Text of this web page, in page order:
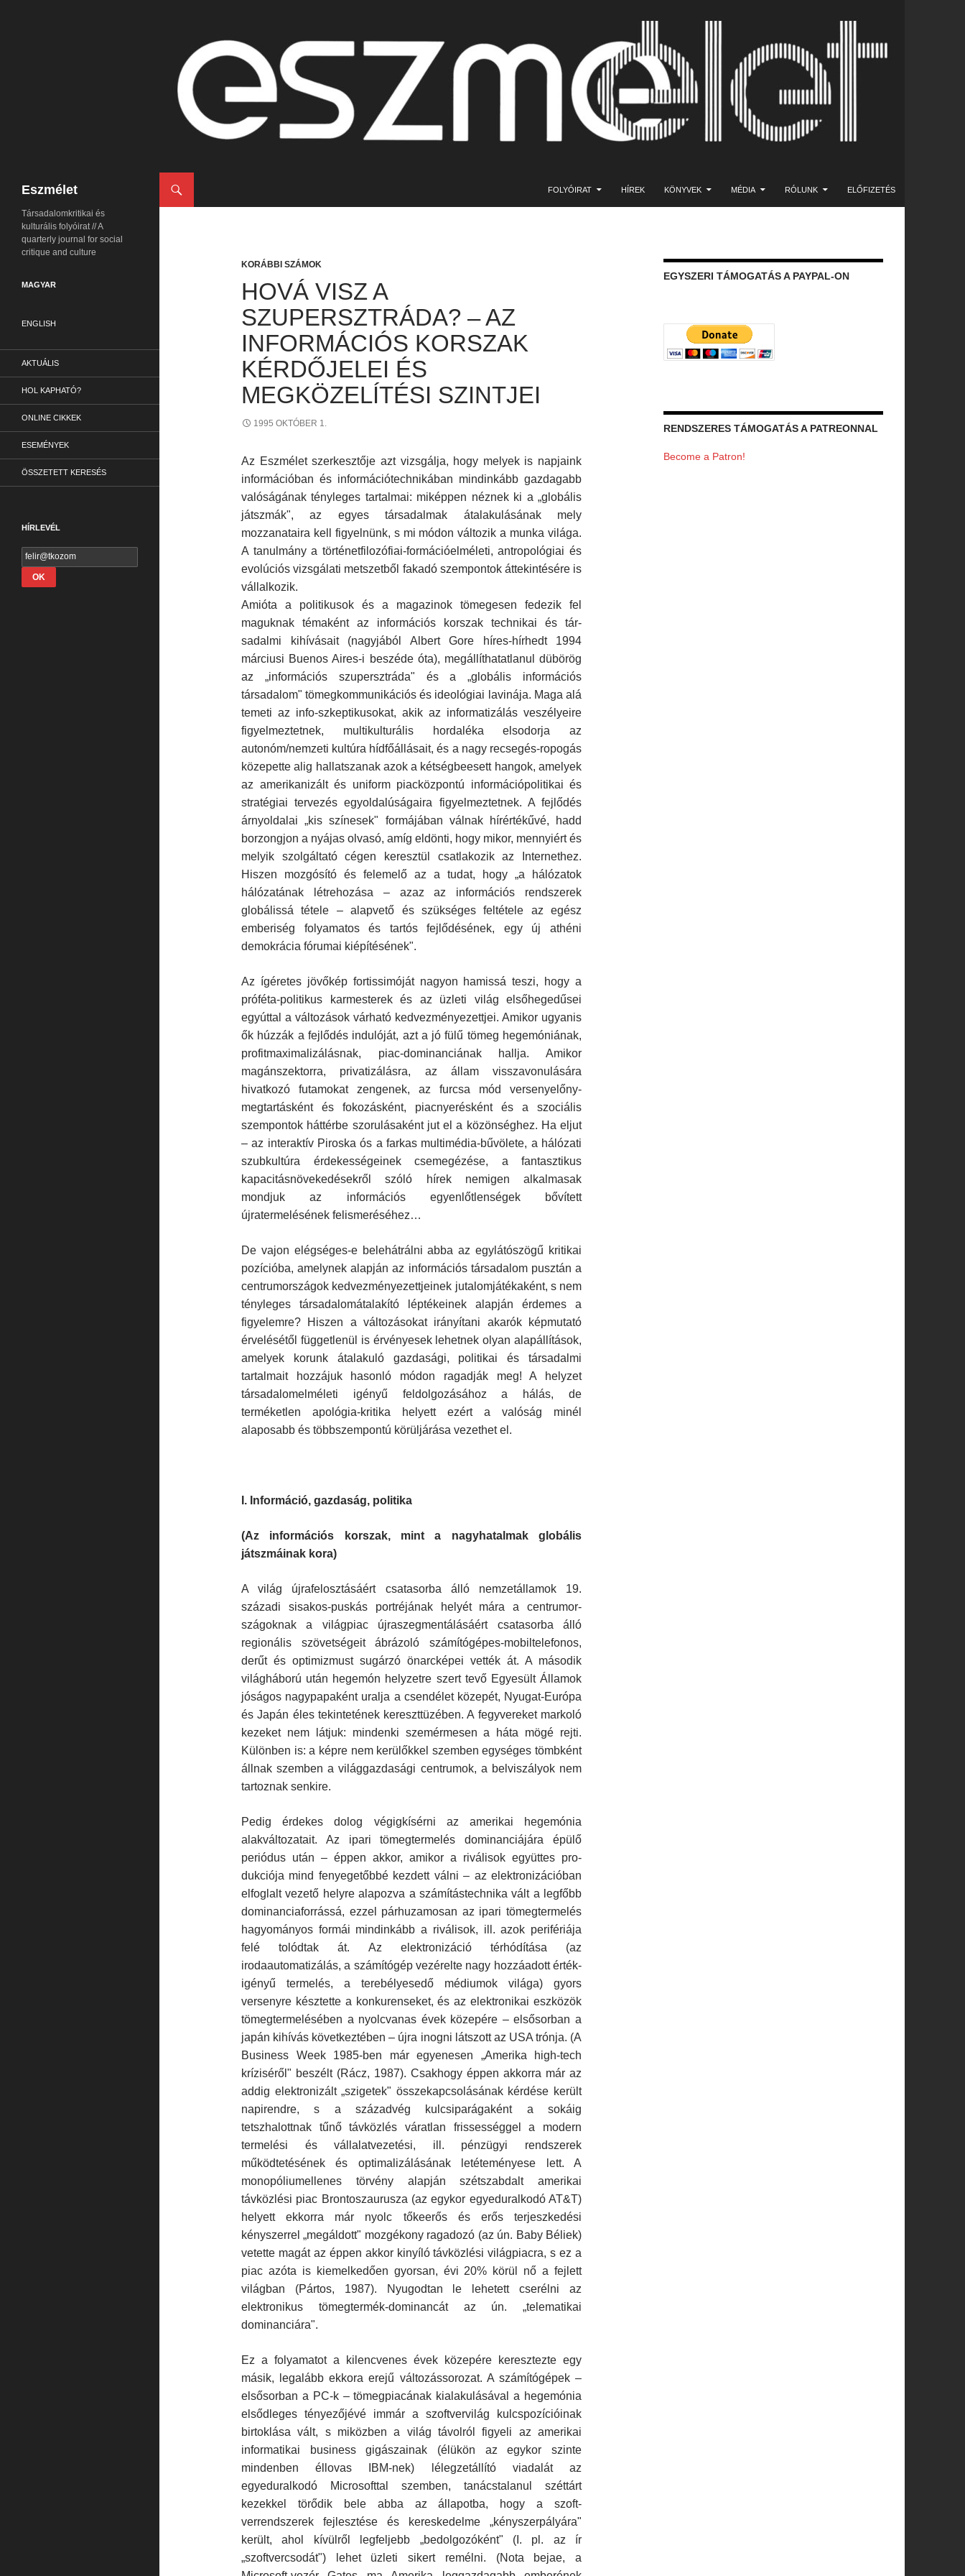
Eszmélet
FOLYÓIRAT
HÍREK KÖNYVEK MÉDIA RÓLUNK ELŐFIZETÉS
KORÁBBI SZÁMOK
HOVÁ VISZ A
SZUPERSZTRÁDA? – AZ
INFORMÁCIÓS KORSZAK
KÉRDŐJELEI ÉS
MEGKÖZELÍTÉSI SZINTJEI
1995 OKTÓBER 1.
Az Eszmélet szerkesztője azt vizsgálja, hogy melyek is napjaink
információban és információtechnikában mindinkább gazdagabb
valóságának tényleges tartalmai: miképpen néznek ki a „globális
játszmák", az egyes társadalmak átalakulásának mely
mozzanataira kell figyelnünk, s mi módon változik a munka világa.
A tanulmány a történetfilozófiai-formációelméleti, antropológiai és
evolúciós vizsgálati metszetből fakadó szempontok áttekintésére is
vállalkozik.
Amióta a politikusok és a magazinok tömegesen fedezik fel
maguknak témaként az információs korszak technikai és tár­
sadalmi kihívásait (nagyjából Albert Gore híres-hírhedt 1994
márciusi Buenos Aires-i beszéde óta), megállíthatatlanul dü­börög
az „információs szupersztráda" és a „globális informá­ciós
társadalom" tömegkommunikációs és ideológiai lavinája. Maga alá
temeti az info-szkeptikusokat, akik az informatizálás veszélyeire
figyelmeztetnek, multikulturális hordaléka elsodor­ja az
autonóm/nemzeti kultúra hídfőállásait, és a nagy recsegés-ropogás
közepette alig hallatszanak azok a kétségbeesett hangok, amelyek
az amerikanizált és uniform piacközpontú információpolitikai és
stratégiai tervezés egyoldalúságaira fi­gyelmeztetnek. A fejlődés
árnyoldalai „kis színesek" formájá­ban válnak hírértékűvé, hadd
borzongjon a nyájas olvasó, amíg eldönti, hogy mikor, mennyiért és
melyik szolgáltató cé­gen keresztül csatlakozik az Internethez.
Hiszen mozgósító és felemelő az a tudat, hogy „a hálózatok
hálózatának létre­hozása – azaz az információs rendszerek
globálissá tétele – alapvető és szükséges feltétele az egész
emberiség folyama­tos és tartós fejlődésének, egy új athéni
demokrácia fórumai kiépítésének".
Az ígéretes jövőkép fortissimóját nagyon hamissá teszi, hogy a
próféta-politikus karmesterek és az üzleti világ első­hegedűsei
egyúttal a változások várható kedvezményezettjei. Amikor ugyanis
ők húzzák a fejlődés indulóját, azt a jó fülű tömeg hegemóniának,
profitmaximalizálásnak, piac-dominan­ciának hallja. Amikor
magánszektorra, privatizálásra, az ál­lam visszavonulására
hivatkozó futamokat zengenek, az fur­csa mód versenyelőny-
megtartásként és fokozásként, piac­nyerésként és a szociális
szempontok háttérbe szorulásaként jut el a közönséghez. Ha eljut
– az interaktív Piroska ós a farkas multimédia-bűvölete, a hálózati
szubkultúra érdekessé­geinek csemegézése, a fantasztikus
kapacitásnövekedésekről szóló hírek nemigen alkalmasak
mondjuk az információs egyenlőtlenségek bővített
újratermelésének felismeréséhez…
De vajon elégséges-e belehátrálni abba az egylátószögű kritikai
pozícióba, amelynek alapján az információs társadalom pusztán a
centrumországok kedvezményezettjeinek jutalom­játékaként, s nem
tényleges társadalomátalakító léptékeinek alapján érdemes a
figyelemre? Hiszen a változásokat irányí­tani akarók képmutató
érvelésétől függetlenül is érvényesek lehetnek olyan alapállítások,
amelyek korunk átalakuló gazda­sági, politikai és társadalmi
tartalmait hozzájuk hasonló mó­don ragadják meg! A helyzet
társadalomelméleti igényű fel­dolgozásához a hálás, de
terméketlen apológia-kritika helyett ezért a valóság minél
alaposabb és többszempontú körüljá­rása vezethet el.
I. Információ, gazdaság, politika
(Az információs korszak, mint a nagyhatalmak globális
játszmáinak kora)
A világ újrafelosztásáért csatasorba álló nemzetállamok 19.
századi sisakos-puskás portréjának helyét mára a centrumor­
szágoknak a világpiac újraszegmentálásáért csatasorba álló
regionális szövetségeit ábrázoló számítógépes-mobiltelefo­nos,
derűt és optimizmust sugárzó önarcképei vették át. A második
világháború után hegemón helyzetre szert tevő Egye­sült Államok
jóságos nagypapaként uralja a csendélet köze­pét, Nyugat-Európa
és Japán éles tekintetének kereszttüzé­ben. A fegyvereket markoló
kezeket nem látjuk: mindenki sze­mérmesen a háta mögé rejti.
Különben is: a képre nem ke­rülőkkel szemben egységes tömbként
állnak szemben a vi­lággazdasági centrumok, a belviszályok nem
tartoznak sen­kire.
Pedig érdekes dolog végigkísérni az amerikai hegemónia
alakváltozatait. Az ipari tömegtermelés dominanciájára épülő
periódus után – éppen akkor, amikor a riválisok együttes pro­
dukciója mind fenyegetőbbé kezdett válni – az elektronizációban
elfoglalt vezető helyre alapozva a számítástechnika vált a legfőbb
dominanciaforrássá, ezzel párhuzamosan az ipari tömegtermelés
hagyományos formái mindinkább a riválisok, ill. azok perifériája
felé tolódtak át. Az elektronizáció térhódí­tása (az
irodaautomatizálás, a számítógép vezérelte nagy hozzáadott érték-
igényű termelés, a terebélyesedő médiumok világa) gyors
versenyre késztette a konkurenseket, és az elektronikai eszközök
tömegtermelésében a nyolcvanas évek közepére – elsősorban a
japán kihívás következtében – újra inogni látszott az USA trónja. (A
Business Week 1985-ben már egyenesen „Amerika high-tech
kríziséről" beszélt (Rácz, 1987). Csakhogy éppen akkorra már az
addig elektronizált „szigetek" összekapcsolásának kérdése került
napirendre, s a századvég kulcsiparágaként a sokáig
tetszhalottnak tűnő távközlés váratlan frissességgel a modern
termelési és válla­latvezetési, ill. pénzügyi rendszerek
működtetésének és opti­malizálásának letéteményese lett. A
monopóliumellenes tör­vény alapján szétszabdalt amerikai
távközlési piac Brontoszaurusza (az egykor egyeduralkodó AT&T)
helyett ekkorra már nyolc tőkeerős és erős terjeszkedési
kényszerrel „megáldott" mozgékony ragadozó (az ún. Baby Béliek)
vetette magát az éppen akkor kinyíló távközlési világpiacra, s ez a
piac azóta is kiemelkedően gyorsan, évi 20% körül nő a fejlett
világban (Pártos, 1987). Nyugodtan le lehetett cserélni az
elektronikus tömegtermék-dominancát az ún. „telematikai
dominanciára".
Ez a folyamatot a kilencvenes évek közepére keresztezte egy
másik, legalább ekkora erejű változássorozat. A számító­gépek –
elsősorban a PC-k – tömegpiacának kialakulásával a hegemónia
elsődleges tényezőjévé immár a szoftvervilág kulcspozícióinak
birtoklása vált, s miközben a világ távolról figyeli az amerikai
informatikai business gigászainak (élükön az egykor szinte
mindenben éllovas IBM-nek) lélegzetállító vi­adalát az
egyeduralkodó Microsofttal szemben, tanácstalanul széttárt
kezekkel törődik bele abba az állapotba, hogy a szoft­
verrendszerek fejlesztése és kereskedelme „kényszerpályára"
került, ahol kívülről legfeljebb „bedolgozóként" (I. pl. az ír
„szoftvercsodát") lehet üzleti sikert remélni. (Nota bejae, a
EGYSZERI TÁMOGATÁS A PAYPAL-ON
RENDSZERES TÁMOGATÁS A PATREONNAL
Become a Patron!
Társadalomkritikai és
kulturális folyóirat // A
quarterly journal for social
critique and culture
MAGYAR
ENGLISH
AKTUÁLIS
HOL KAPHATÓ?
ONLINE CIKKEK
ESEMÉNYEK
ÖSSZETETT KERESÉS
HÍRLEVÉL